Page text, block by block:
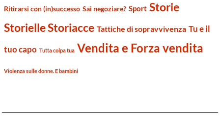
Ritirarsi con (in)successo Sai negoziare? Sport Storie
Storielle Storiacce Tattiche di sopravvivenza Tu e il
tuo capo Tutta colpa tua Vendita e Forza vendita
Violenza sulle donne. E bambini